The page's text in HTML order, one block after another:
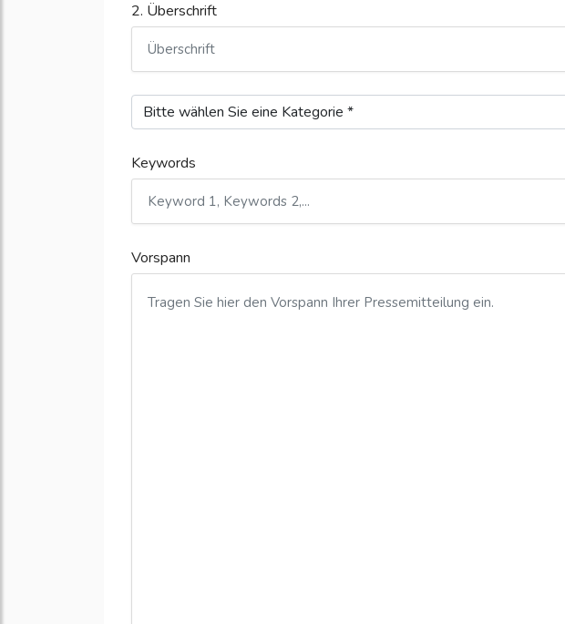
2. Überschrift
Keywords
Vorspann